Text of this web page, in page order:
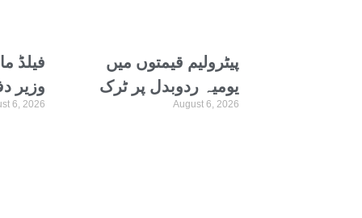
فیلڈ
وزیر
وفد
6, 2026
پیٹرولیم قیمتوں میں
یومیہ ردوبدل پر ٹرک
نہیں چلاسکتے، گڈز
August 6, 2026